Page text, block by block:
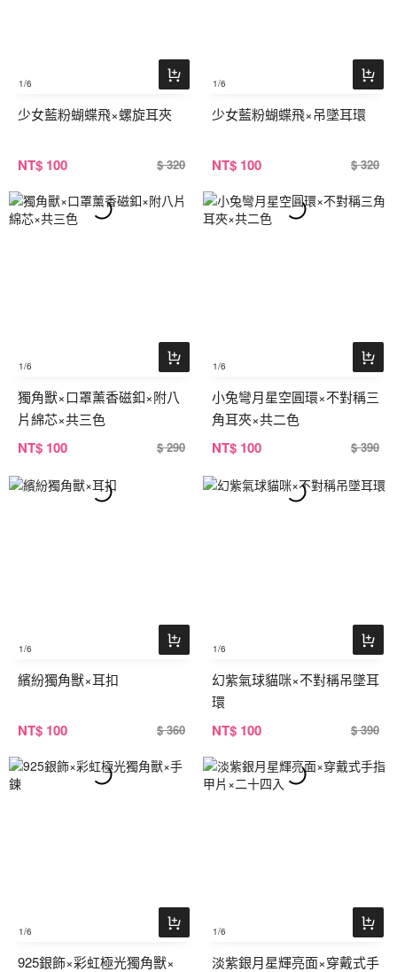
1/6
少女藍粉蝴蝶飛×螺旋耳夾
NT$ 100 $ 320
1/6
少女藍粉蝴蝶飛×吊墜耳環
NT$ 100 $ 320
1/6
獨角獸×口罩薰香磁釦×附八
片綿芯×共三色
NT$ 100 $ 290
1/6
小兔彎月星空圓環×不對稱三
角耳夾×共二色
NT$ 100 $ 390
1/6
繽紛獨角獸×耳扣
NT$ 100 $ 360
1/6
幻紫氣球貓咪×不對稱吊墜耳
環
NT$ 100 $ 390
1/6
925銀飾×彩虹極光獨角獸×
1/6
淡紫銀月星輝亮面×穿戴式手